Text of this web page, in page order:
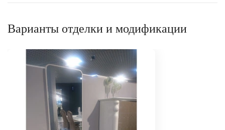
Варианты отделки и модификации